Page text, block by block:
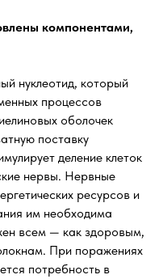
компонентами,
нуклеотид, который
процессов
оболочек
поставку
деление клеток
нервы. Нервные
ресурсов и
им необходима
всем — как здоровым,
При поражениях
потребность в